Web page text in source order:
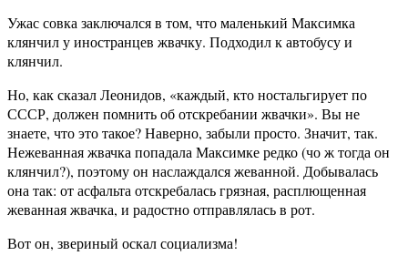
Ужас совка заключался в том, что маленький Максимка
клянчил у иностранцев жвачку. Подходил к автобусу и
клянчил.
Но, как сказал Леонидов, «каждый, кто ностальгирует по
СССР, должен помнить об отскребании жвачки». Вы не
знаете, что это такое? Наверно, забыли просто. Значит, так.
Нежеванная жвачка попадала Максимке редко (чо ж тогда он
клянчил?), поэтому он наслаждался жеванной. Добывалась
она так: от асфальта отскребалась грязная, расплющенная
жеванная жвачка, и радостно отправлялась в рот.
Вот он, звериный оскал социализма!